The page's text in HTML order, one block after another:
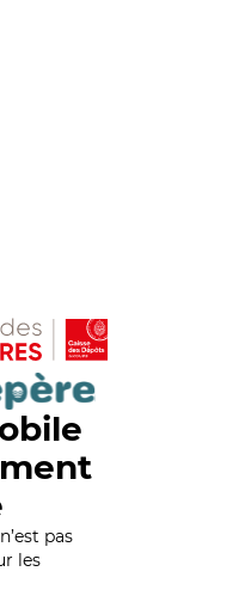
pas
les